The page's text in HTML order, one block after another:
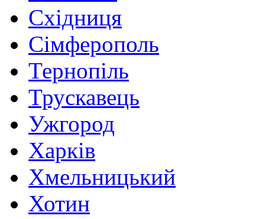
Східниця
Сімферополь
Тернопіль
Трускавець
Ужгород
Харків
Хмельницький
Хотин